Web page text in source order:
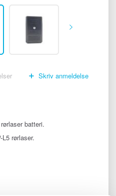
Skriv anmeldelse
batteri.
rørlaser.